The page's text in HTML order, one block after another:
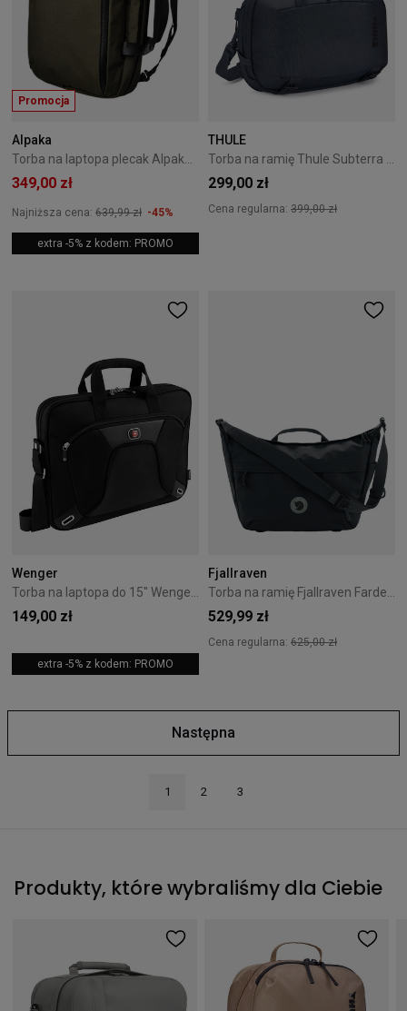
Promocja
Alpaka
349,00 zł
Najniższa cena: 639,99 zł -45%
extra -5% z kodem: PROMO
THULE
299,00 zł
Cena regularna: 399,00 zł
Wenger
Torba na laptopa do 15" Wenger Administrator Black
149,00 zł
extra -5% z kodem: PROMO
Fjallraven
Torba na ramię Fjallraven Farden - Coal Black
529,99 zł
Cena regularna: 625,00 zł
Następna
1 2 3
Produkty, które wybraliśmy dla Ciebie